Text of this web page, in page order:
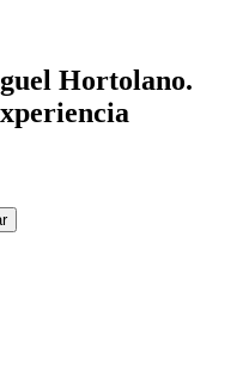
Hortolano.